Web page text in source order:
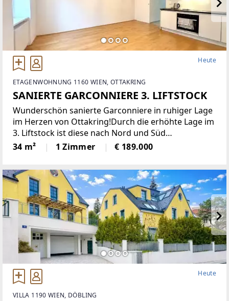
Heute
ETAGENWOHNUNG 1160 WIEN, OTTAKRING
SANIERTE GARCONNIERE 3. LIFTSTOCK
Wunderschön sanierte Garconniere in ruhiger Lage
im Herzen von Ottakring!Durch die erhöhte Lage im
3. Liftstock ist diese nach Nord und Süd
ausgerichtete Wohnung sehr hell und bietet eine
angenehme Wohnatmosphäre. Sie verfügt über
34 m² 1 Zimmer € 189.000
Heute
VILLA 1190 WIEN, DÖBLING